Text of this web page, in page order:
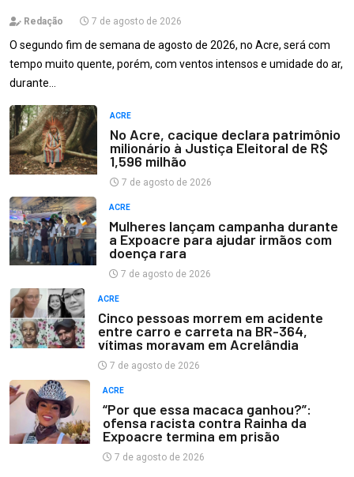
Redação 7 de agosto de 2026
O segundo fim de semana de agosto de 2026, no Acre, será com
tempo muito quente, porém, com ventos intensos e umidade do ar,
durante…
ACRE
No Acre, cacique declara patrimônio
milionário à Justiça Eleitoral de R$
1,596 milhão
7 de agosto de 2026
ACRE
Mulheres lançam campanha durante
a Expoacre para ajudar irmãos com
doença rara
7 de agosto de 2026
ACRE
Cinco pessoas morrem em acidente
entre carro e carreta na BR-364,
vítimas moravam em Acrelândia
7 de agosto de 2026
ACRE
“Por que essa macaca ganhou?”:
ofensa racista contra Rainha da
Expoacre termina em prisão
7 de agosto de 2026